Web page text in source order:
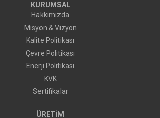
KURUMSAL
Hakkımızda
Misyon & Vizyon
Kalite Politikası
Çevre Politikası
Enerji Politikası
KVK
Sertifikalar
ÜRETİM